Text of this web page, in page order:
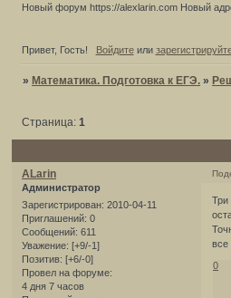
Новый форум https://alexlarin.com Новый
Привет, Гость! Войдитеили
»Математика. Подготовка к ЕГЭ. »
Страница: 1
ALarin
Администратор
Зарегистрирован: 2010-04-11
Приглашений: 0
Сообщений: 611
Уважение: [+9/-1]
Позитив: [+6/-0]
Провел на форуме:
4 дня 7 часов
Три
все
0